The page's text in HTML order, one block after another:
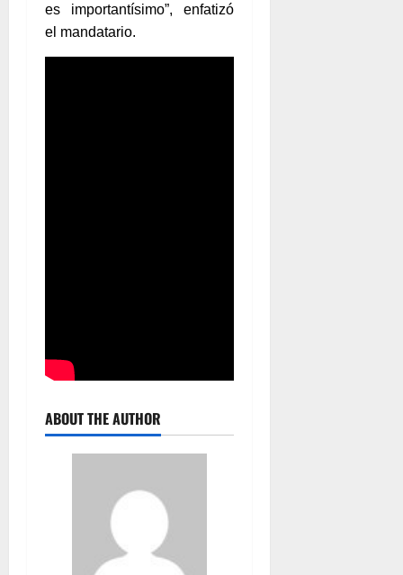
es importantísimo”, enfatizó
el mandatario.
ABOUT THE AUTHOR